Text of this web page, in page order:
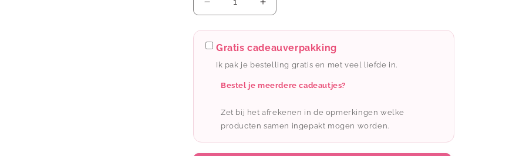
Aantal
verlagen
voor
Enfant
SMOOJ
XMAS
Aantal
verhogen
voor
Enfant
SMOOJ
XMAS
Gratis cadeauverpakking
Ik pak je bestelling gratis en met veel liefde in.
Bestel je meerdere cadeautjes?
Zet bij het afrekenen in de opmerkingen welke
producten samen ingepakt mogen worden.